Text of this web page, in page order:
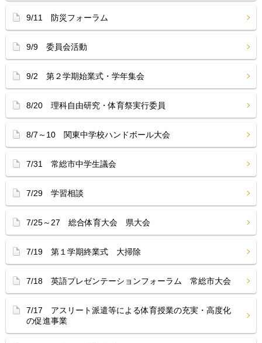
9/11 防災フォーラム
9/9 委員会活動
9/2 第２学期始業式・学年集会
8/20 理科自由研究・体育祭実行委員
8/7～10 関東中学校ハンドボール大会
7/31 常総市中学生議会
7/29 学習相談
7/25～27 総合体育大会 県大会
7/19 第１学期終業式 大掃除
7/18 英語プレゼンテーションフォーラム 常総市大会
7/17 アスリート派遣等による体育授業の充実・高度化
の促進事業